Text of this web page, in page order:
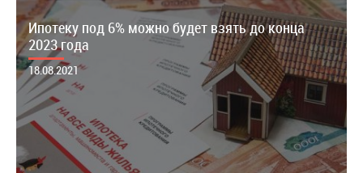
Ипотеку под 6% можно будет взять до конца
2023 года
18.08.2021